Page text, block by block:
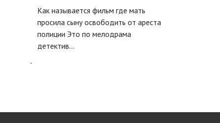
Как называется фильм где мать
просила сыну освободить от ареста
полиции Это по мелодрама
детектив...
`